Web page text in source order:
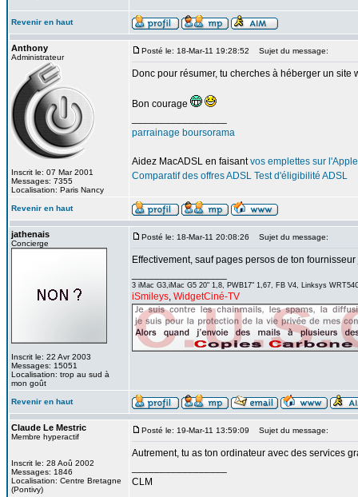
Revenir en haut
Anthony
Administrateur
Inscrit le: 07 Mar 2001
Messages: 7355
Localisation: Paris Nancy
Posté le: 18-Mar-11 19:28:52 Sujet du message:
Donc pour résumer, tu cherches à héberger un
Bon courage
parrainage boursorama
Aidez MacADSL en faisantvos emplettes sur
Comparatif des offres ADSL Test d'éligibilité ADSL
Revenir en haut
jathenais
Concierge
Inscrit le: 22 Avr 2003
Messages: 15051
Localisation: trop au sud à
mon goût
Posté le: 18-Mar-11 20:08:26 Sujet du message:
Effectivement, sauf pages persos de ton
3 iMac G3,iMac G5 20" 1,8, PWB17" 1,67, FB V4, Linksys
iSmileys, WidgetCiné-TV
Revenir en haut
Claude Le Mestric
Membre hyperactif
Inscrit le: 28 Aoû 2002
Messages: 1846
Localisation: Centre Bretagne
(Pontivy)
Posté le: 19-Mar-11 13:59:09 Sujet du message:
Autrement, tu as ton ordinateur avec des services
CLM